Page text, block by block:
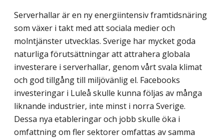
Serverhallar är en ny energiintensiv framtidsnäring
som växer i takt med att sociala medier och
molntjänster utvecklas. Sverige har mycket goda
naturliga förutsättningar att attrahera globala
investerare i serverhallar, genom vårt svala klimat
och god tillgång till miljövänlig el. Facebooks
investeringar i Luleå skulle kunna följas av många
liknande industrier, inte minst i norra Sverige.
Dessa nya etableringar och jobb skulle öka i
omfattning om fler sektorer omfattas av samma